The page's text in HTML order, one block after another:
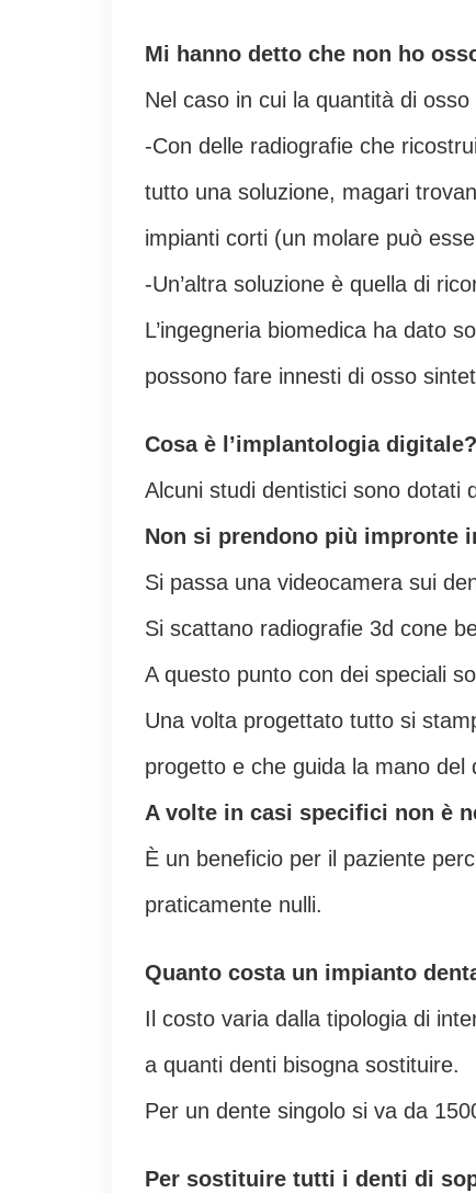
Mi hanno detto che non ho
Nel caso in cui la quantità di
-Con delle radiografie che
tutto una soluzione, magari
impianti corti (un molare può
-Un’altra soluzione è quella di
L’ingegneria biomedica ha dato
possono fare innesti di osso
Cosa è l’implantologia digitale?
Alcuni studi dentistici sono dotati
Non si prendono più impronte
Si passa una videocamera sui
Si scattano radiografie 3d cone
A questo punto con dei speciali
Una volta progettato tutto si
progetto e che guida la mano del
A volte in casi specifici non è
È un beneficio per il paziente
praticamente nulli.
Quanto costa un impianto
Il costo varia dalla tipologia di
a quanti denti bisogna sostituire.
Per un dente singolo si va da
Per sostituire tutti i denti di